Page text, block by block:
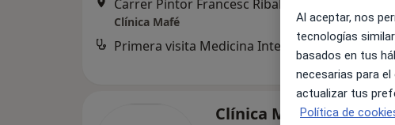
Clínica Mafé
Primera visita Medicina Interna
Clínica Mafé
Al aceptar, nos
tecnologías
basados en tus
necesarias para
actualizar tus
Política de